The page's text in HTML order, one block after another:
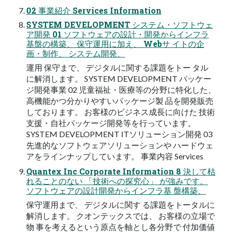
02 事業紹介 Services Information
SYSTEM DEVELOPMENT システム・ソフトウェ
ア開発 01 ソフトウェアの設計・開発からインフラ
基盤の構築、 保守運用に加え、 Webサ イトの企
画・制作、 システム開発、
運用 保守まで、 デジタルに関する課題をトー タル
に解消します。 SYSTEM DEVELOPMENT パッケー
ジ開発事業 02 児童福祉・医療等の分野に特化した、
高機能かつ分かりやすいパッケージ製 品を開発販売
しております。 お客様のビジネス成長に向けた 技術
支援・自社パッケージ開発等を行っています。
SYSTEM DEVELOPMENT ITソリューション開発 03
先進的なソフトウェアソリューションや ハードウェ
アをラインナップしています。 事業内容 Services
Quantex Inc Corporate Information 8 決して枯
れることのない 「技術への探究心」 が強みです。
ソフトウェアの設計開発からインフラ基 盤構築、
保守運用まで、 デジタルに関す る課題をトータルに
解消します。 クオンテックスでは、 お客様の立場で
物 事を考えるという原点を軸とし各分野で 付加価値